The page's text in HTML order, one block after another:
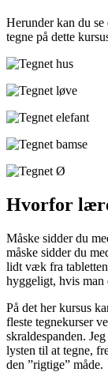
Herunder kan du
tegne på dette
Hvorfor
Måske sidder du
måske sidder du
lidt væk fra
hyggeligt, hvis man
På det her kursus
fleste tegnekurser
skraldespanden.
lysten til at tegne,
den ”rigtige” måde.